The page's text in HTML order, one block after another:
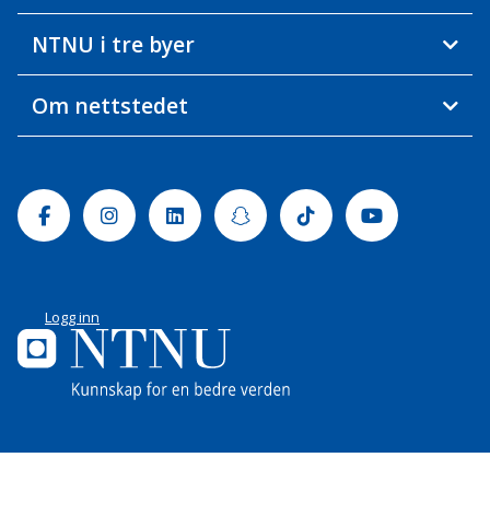
NTNU i tre byer
Om nettstedet
FacebookInstagramLinkedinSnapchatTiktok Youtube
Logg inn